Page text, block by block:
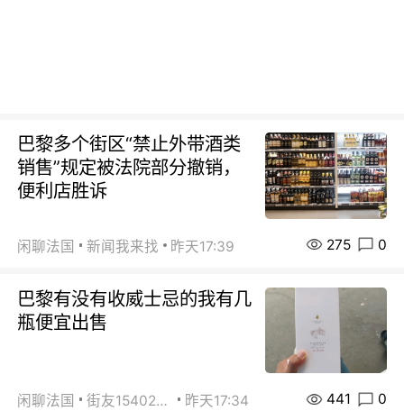
巴黎多个街区“禁止外带酒类
销售”规定被法院部分撤销，
便利店胜诉
闲聊法国 新闻我来找 昨天17:39 275 0
巴黎有没有收威士忌的我有几
瓶便宜出售
闲聊法国 街友15402223 昨天17:34 441 0